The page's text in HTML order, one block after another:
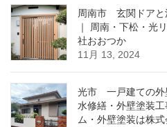
周南市 玄関ドアと
｜ 周南・下松・光
社おおつか
11月 13, 2024
光市 一戸建ての外
水修繕・外壁塗装
ム・外壁塗装は株